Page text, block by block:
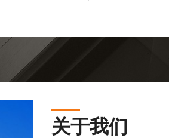
关于我们